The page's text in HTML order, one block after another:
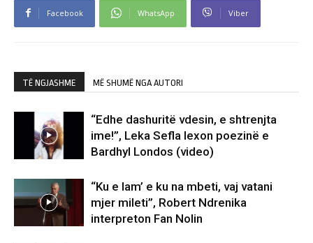
Facebook WhatsApp Viber
TË NGJASHME MË SHUMË NGA AUTORI
“Edhe dashuritë vdesin, e shtrenjta
ime!”, Leka Sefla lexon poezinë e
Bardhyl Londos (video)
“Ku e lam’ e ku na mbeti, vaj vatani
mjer mileti”, Robert Ndrenika
interpreton Fan Nolin